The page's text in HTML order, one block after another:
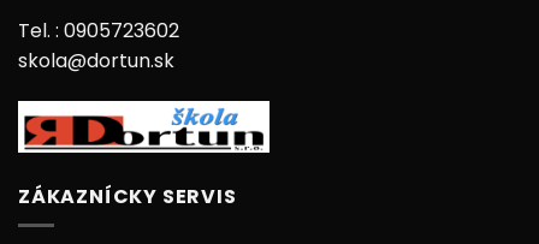
Tel. : 0905723602
skola@dortun.sk
ZÁKAZNÍCKY SERVIS